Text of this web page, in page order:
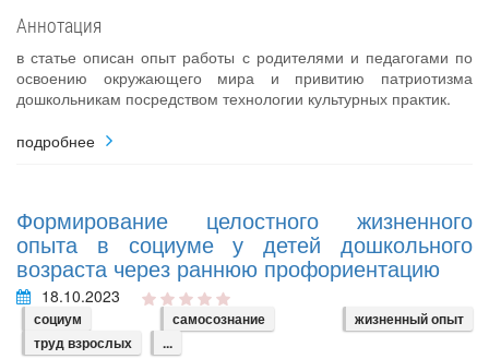
Аннотация
в статье описан опыт работы с родителями и педагогами по
освоению окружающего мира и привитию патриотизма
дошкольникам посредством технологии культурных практик.
подробнее
Формирование целостного жизненного
опыта в социуме у детей дошкольного
возраста через раннюю профориентацию
18.10.2023
социум самосознание
жизненный опыт
труд взрослых
...